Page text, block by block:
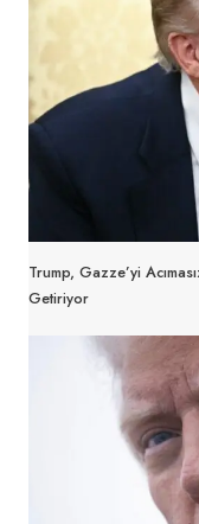
Trump, Gazze’yi
Getiriyor